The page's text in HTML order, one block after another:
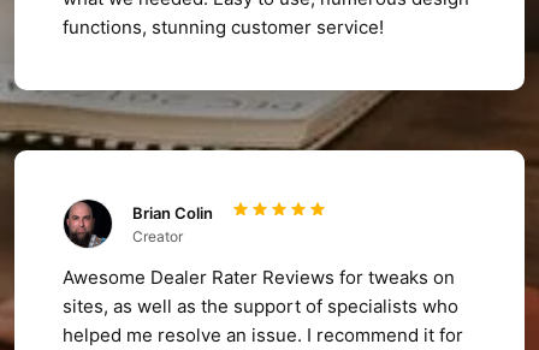
functions, stunning customer service!
Brian Colin
Creator
Awesome Dealer Rater Reviews for tweaks on
sites, as well as the support of specialists who
helped me resolve an issue. I recommend it for